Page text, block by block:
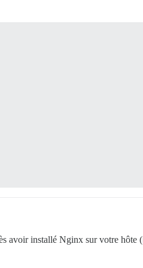
avoir installé Nginx sur votre hôte (